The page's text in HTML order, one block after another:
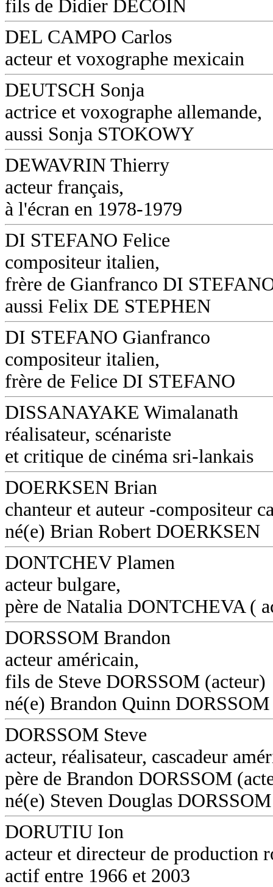
fils de Didier DECOIN
DEL CAMPO Carlos
acteur et voxographe mexicain
DEUTSCH Sonja
actrice et voxographe allemande,
aussi Sonja STOKOWY
DEWAVRIN Thierry
acteur français,
à l'écran en 1978-1979
DI STEFANO Felice
compositeur italien,
frère de Gianfranco DI
aussi Felix DE STEPHEN
DI STEFANO Gianfranco
compositeur italien,
frère de Felice DI STEFANO
DISSANAYAKE Wimalanath
réalisateur, scénariste
et critique de cinéma sri-lankais
DOERKSEN Brian
chanteur et auteur -compositeur
né(e) Brian Robert DOERKSEN
DONTCHEV Plamen
acteur bulgare,
père de Natalia DONTCHEVA (
DORSSOM Brandon
acteur américain,
fils de Steve DORSSOM (acteur)
né(e) Brandon Quinn DORSSOM
DORSSOM Steve
acteur, réalisateur, cascadeur
père de Brandon DORSSOM
né(e) Steven Douglas DORSSOM
DORUTIU Ion
acteur et directeur de production
actif entre 1966 et 2003